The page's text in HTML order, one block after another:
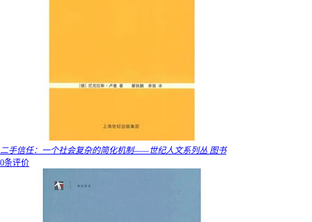
二手信任：一个社会复杂的简化机制——世纪人文系列丛 图书
0条评价